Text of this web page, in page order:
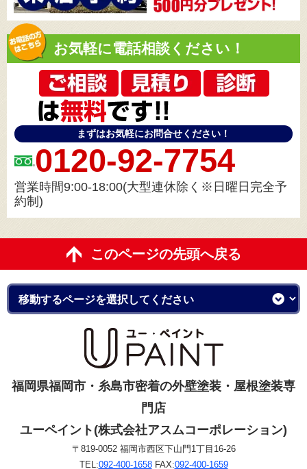
お気軽に電話相談ください！
まずはお気軽にお問合せください！
0120-92-7754
営業時間9:00-18:00(大型連休除く※日曜日完全予
約制)
このページの先頭へ戻る
福岡県福岡市・糸島市密着の外壁塗装・屋根塗装専
門店
ユーペイント(株式会社アスムコーポレーション)
〒819-0052 福岡市西区下山門1丁目16-26
TEL:092-400-1658FAX:092-400-1659